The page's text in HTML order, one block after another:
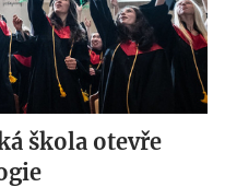
škola otevře